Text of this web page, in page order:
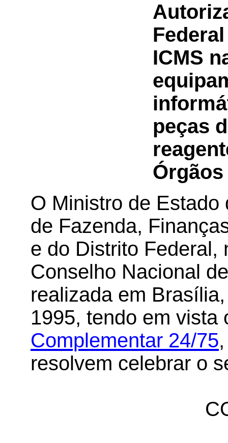
ICMS
peças
O Ministro de
de Fazenda,
e do Distrito Federal,
Conselho Nacional
realizada em
1995, tendo em
Complementar 24/75
resolvem celebrar o